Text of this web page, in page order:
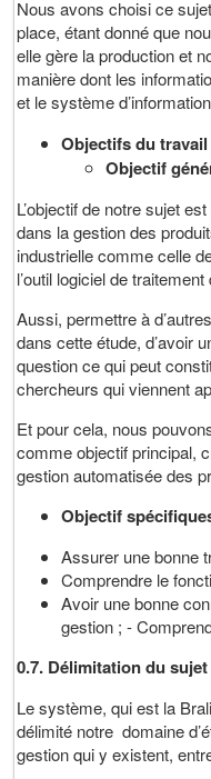
Nous avons choisi ce
place, étant donné que
elle gère la production et
manière dont les
et le système
Objectifs du travail
Objectif
L’objectif de notre sujet
dans la gestion des
industrielle comme celle
l’outil logiciel de
Aussi, permettre à
dans cette étude, d’avoir
question ce qui peut
chercheurs qui viennent
Et pour cela, nous
comme objectif principal,
gestion automatisée des
Objectif
Assurer une bonne
Comprendre le
Avoir une bonne
gestion ; -
0.7. Délimitation du sujet
Le système, qui est la
délimité notre domaine
gestion qui y existent,